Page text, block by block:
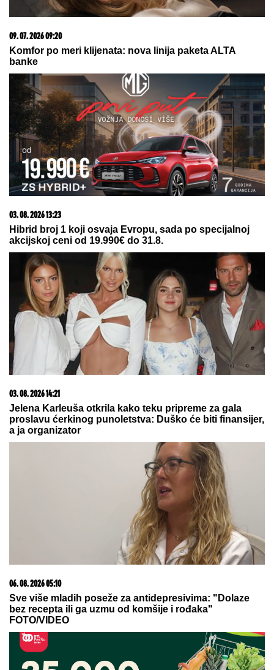
VERIO JE POSLE TRI MESECA VEZE:Evo KO JE
IZABRANICA Dragana Stankovića, mnogima
privukla pažnju još na koncertu poznate pevačice!
"NI KOD DOKTORA DA ME
ODVEDU!"Marija Kulić HODA SA
ŠTAPOM, otkrila istinu o odnosu sa
"Ćelavi matori se zaljubio u Standžu,
pa platio 33 evra da je gleda golu!"
Otac Asmina Durdžića na meti
skandaloznih optužbi
by Aklamator
05. 08. 2026 20:35
Каран: Пребиловци – симбол српског страдања и
05. 08. 2026 11:59
Centralna Srbija dobija bolnicu od čak 12 spratova -
država ulaže 85 miliona evra